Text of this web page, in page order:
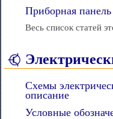
Приборная
Весь список статей
Схемы
описание
Условные